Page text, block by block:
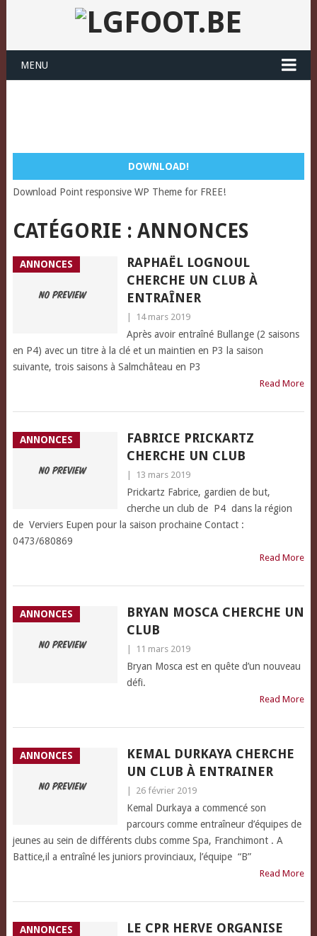
MENU
DOWNLOAD!
Download Point responsive WP Theme for FREE!
CATÉGORIE : ANNONCES
ANNONCES
RAPHAËL LOGNOUL
CHERCHE UN CLUB À
ENTRAÎNER
14 mars 2019
Après avoir entraîné Bullange (2 saisons
en P4) avec un titre à la clé et un maintien en P3 la saison
suivante, trois saisons à Salmchâteau en P3
Read More
ANNONCES
FABRICE PRICKARTZ
CHERCHE UN CLUB
13 mars 2019
Prickartz Fabrice, gardien de but,
cherche un club de P4 dans la région
de Verviers Eupen pour la saison prochaine Contact :
0473/680869
Read More
ANNONCES
BRYAN MOSCA CHERCHE UN
CLUB
11 mars 2019
Bryan Mosca est en quête d’un nouveau
défi.
Read More
ANNONCES
KEMAL DURKAYA CHERCHE
UN CLUB À ENTRAINER
26 février 2019
Kemal Durkaya a commencé son
parcours comme entraîneur d’équipes de
jeunes au sein de différents clubs comme Spa, Franchimont . A
Battice,il a entraîné les juniors provinciaux, l’équipe “B”
Read More
ANNONCES
LE CPR HERVE ORGANISE